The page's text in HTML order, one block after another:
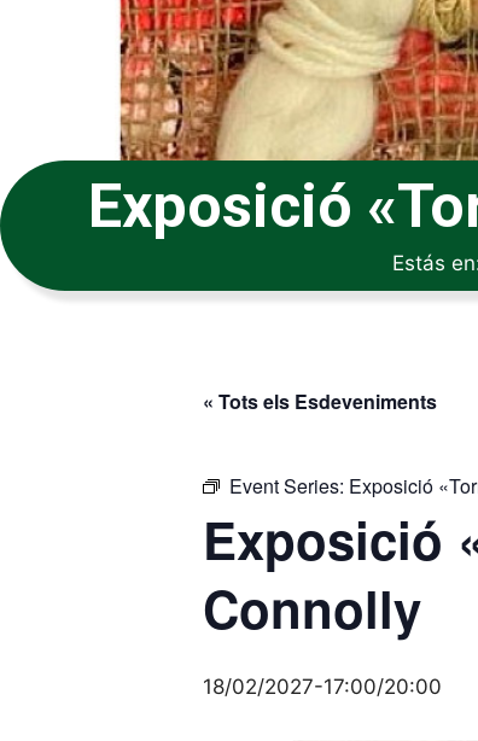
Exposició
Estás
« Tots els Esdeveniments
Event Series: Exposició
Exposició
Connolly
18/02/2027-17:00/20:00